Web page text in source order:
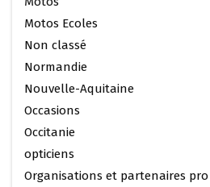
Motos Ecoles
Non classé
Normandie
Nouvelle-Aquitaine
Occasions
Occitanie
opticiens
Organisations et partenaires pro